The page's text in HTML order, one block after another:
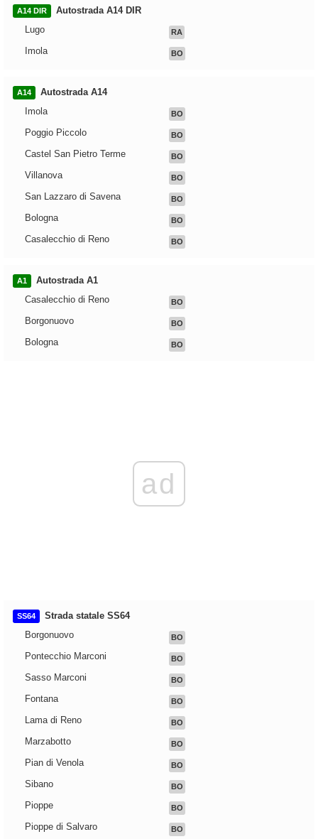
A14 DIR
Autostrada A14 DIR
Lugo
RA
Imola BO
A14
Autostrada A14
Imola
BO
Poggio Piccolo BO
Castel San Pietro Terme BO
Villanova BO
San Lazzaro di Savena BO
Bologna BO
Casalecchio di Reno BO
A1
Autostrada A1
Casalecchio di Reno
BO
Borgonuovo BO
Bologna BO
ad
SS64
Strada statale SS64
Borgonuovo
BO
Pontecchio Marconi BO
Sasso Marconi BO
Fontana BO
Lama di Reno BO
Marzabotto BO
Pian di Venola BO
Sibano BO
Pioppe BO
Pioppe di Salvaro BO